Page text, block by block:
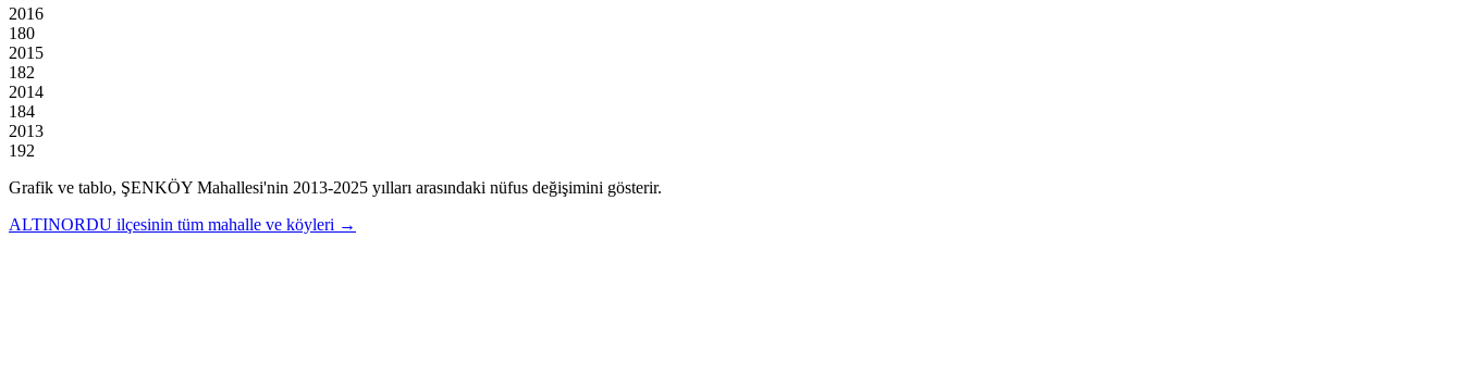
2016
180
2015
182
2014
184
2013
192
Grafik ve tablo, ŞENKÖY Mahallesi'nin 2013-2025 yılları arasındaki nüfus değişimini gösterir.
ALTINORDU ilçesinin tüm mahalle ve köyleri →